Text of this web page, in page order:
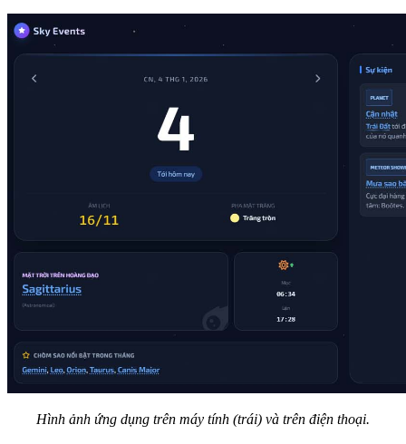
Hình ảnh ứng dụng trên máy tính (trái) và trên điện thoại.